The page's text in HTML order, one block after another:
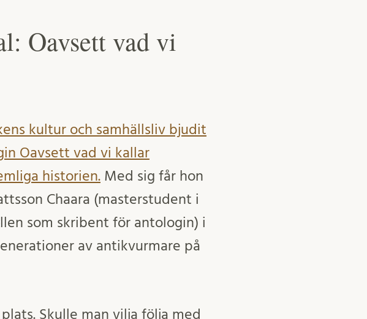
Oavsett vad vi
kultur och samhällsliv bjudit
Oavsett vad vi kallar
historien. Med sig får hon
Chaara (masterstudent i
som skribent för antologin) i
av antikvurmare på
Skulle man vilja följa med